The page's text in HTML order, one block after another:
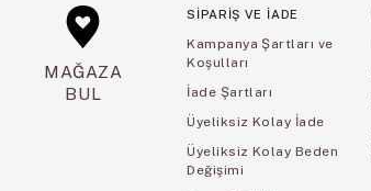
MAĞAZA
BUL
SİPARİŞ VE İADE
Kampanya Şartları ve
Koşulları
İade Şartları
Üyeliksiz Kolay İade
Üyeliksiz Kolay Beden
Değişimi